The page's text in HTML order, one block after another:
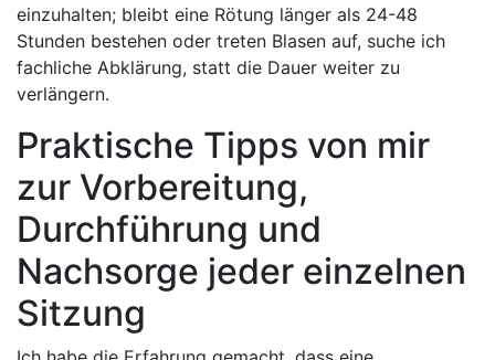
einzuhalten; bleibt eine Rötung länger als 24-48
Stunden ​bestehen oder treten⁣ Blasen auf, suche ich
fachliche Abklärung, statt die Dauer weiter ⁤zu⁣
verlängern.
Praktische Tipps von mir
zur Vorbereitung,
Durchführung ​und
Nachsorge jeder einzelnen
Sitzung